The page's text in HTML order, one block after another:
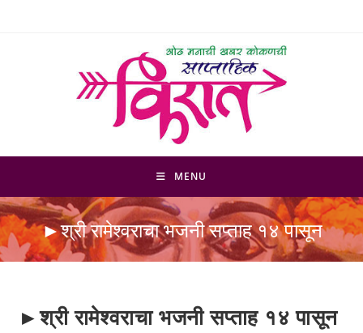
MENU
►श्री रामेश्वराचा भजनी सप्ताह १४ पासून
►श्री रामेश्वराचा भजनी सप्ताह १४ पासून